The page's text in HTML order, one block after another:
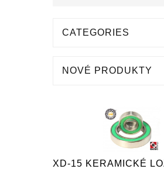
CATEGORIES
NOVÉ PRODUKTY
XD-15 KERAMICKÉ